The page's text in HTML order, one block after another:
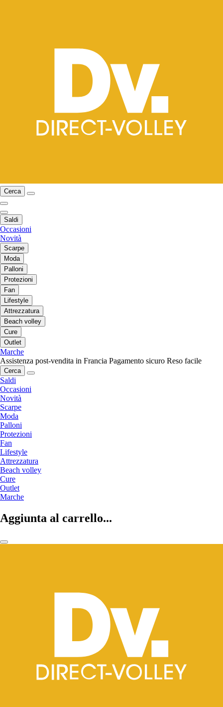
Cerca
Saldi
Occasioni
Novità
Scarpe
Moda
Palloni
Protezioni
Fan
Lifestyle
Attrezzatura
Beach volley
Cure
Outlet
Marche
Assistenza post-vendita in Francia Pagamento sicuro Reso facile
Cerca
Saldi
Occasioni
Novità
Scarpe
Moda
Palloni
Protezioni
Fan
Lifestyle
Attrezzatura
Beach volley
Cure
Outlet
Marche
Aggiunta al carrello...